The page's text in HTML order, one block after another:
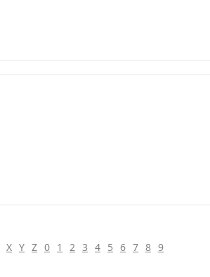
X Y Z 0 1 2 3 4 5 6 7 8 9